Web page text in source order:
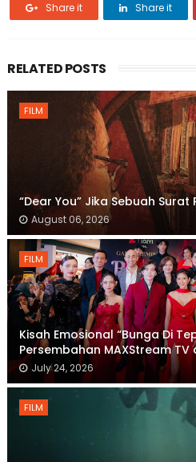
Share it Share it
RELATED POSTS
FILM
“Dear You” Jika Sebuah
August 06, 2026
FILM
Kisah Emosional “Bunga Di
Persembahan MAXStream TV
July 24, 2026
FILM